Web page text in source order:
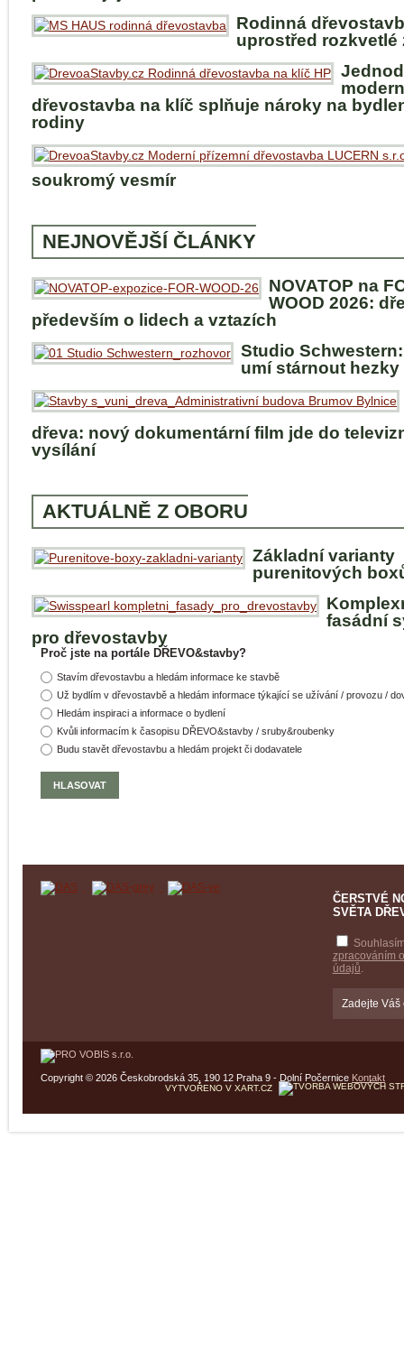
Rodinná
uprostřed rozkvetlé
dřevostavba na klíč splňuje nároky na
rodiny
soukromý vesmír
NEJNOVĚJŠÍ ČLÁNKY
NOVATOP na
WOOD 2026:
především o lidech a vztazích
Studio
umí stárnout hezky
dřeva: nový dokumentární film jde do
vysílání
AKTUÁLNĚ Z OBORU
Základní varianty
purenitových
fasádní
pro dřevostavby
Proč jste na portále DŘEVO&stavby?
Stavím dřevostavbu a hledám informace ke stavbě
Už bydlím v dřevostavbě a hledám informace týkající se užívání / provozu /
Hledám inspiraci a informace o bydlení
Kvůli informacím k časopisu DŘEVO&stavby / sruby&roubenky
Budu stavět dřevostavbu a hledám projekt či dodavatele
ČERSTVÉ
SVĚTA
zpracováním
údajů
Copyright © 2026 Českobrodská 35, 190 12 Praha 9 - Dolní Počernice Kontakt
VYTVOŘENO V XART.CZ